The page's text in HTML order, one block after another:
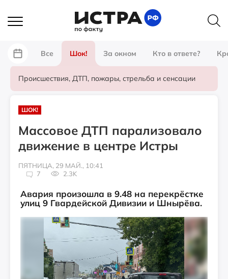
Все Шок! За окном Кто в ответе?
Происшествия, ДТП, пожары, стрельба и сенсации
ШОК!
Массовое ДТП парализовало
движение в центре Истры
ПЯТНИЦА, 29 МАЙ., 10:41
7
2.3K
Авария произошла в 9.48 на перекрёстке
улиц 9 Гвардейской Дивизии и Шнырёва.